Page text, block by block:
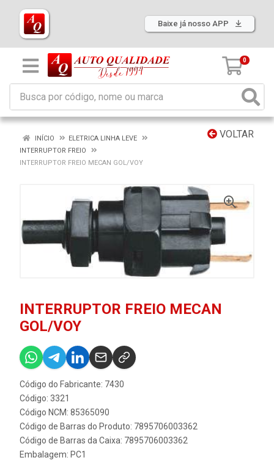
Baixe já nosso APP
0
VOLTAR
INÍCIO
ELETRICA LINHA LEVE
INTERRUPTOR FREIO
INTERRUPTOR FREIO MECAN GOL/VOY
INTERRUPTOR FREIO MECAN
GOL/VOY
Código do Fabricante: 7430
Código: 3321
Código NCM: 85365090
Código de Barras do Produto: 7895706003362
Código de Barras da Caixa: 7895706003362
Embalagem: PC1